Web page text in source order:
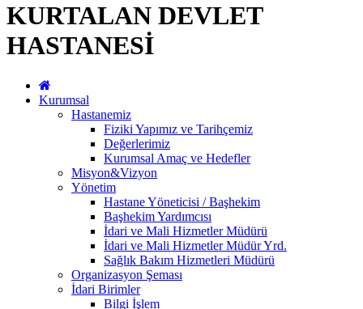
KURTALAN DEVLET
HASTANESİ
Kurumsal
Hastanemiz
Fiziki Yapımız ve Tarihçemiz
Değerlerimiz
Kurumsal Amaç ve Hedefler
Misyon&Vizyon
Yönetim
Hastane Yöneticisi / Başhekim
Başhekim Yardımcısı
İdari ve Mali Hizmetler Müdürü
İdari ve Mali Hizmetler Müdür Yrd.
Sağlık Bakım Hizmetleri Müdürü
Organizasyon Şeması
İdari Birimler
Bilgi İşlem